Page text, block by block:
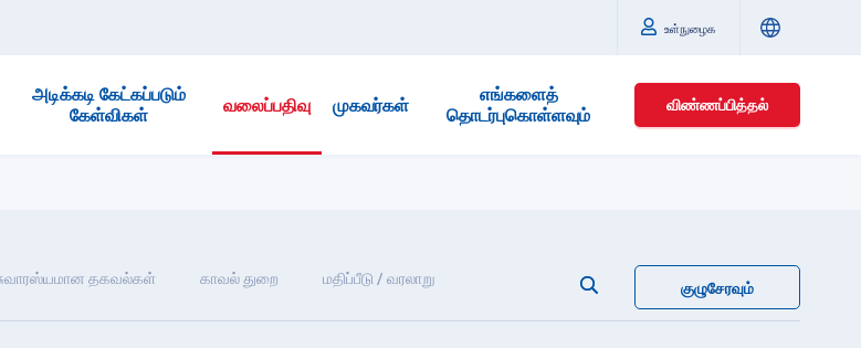
உள்நுழைக
அடிக்கடி கேட்கப்படும்
கேள்விகள்
வலைப்பதிவு முகவர்கள்
எங்களைத்
தொடர்புகொள்ளவும்
விண்ணப்பித்தல்
தகவல்கள் காவல் துறை
மதிப்பீடு / வரலாறு
குழுசேரவும்